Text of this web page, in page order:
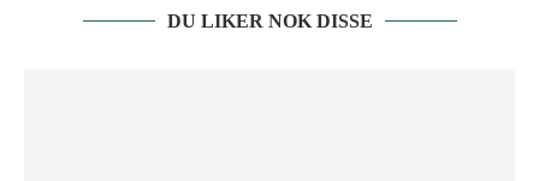
DU LIKER NOK DISSE